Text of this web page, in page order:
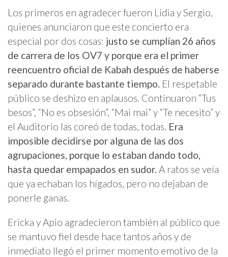
Los primeros en agradecer fueron Lidia y Sergio,
quienes anunciaron que este concierto era
especial por dos cosas: justo se cumplían 26 años
de carrera de los OV7 y porque era el primer
reencuentro oficial de Kabah después de haberse
separado durante bastante tiempo. El respetable
público se deshizo en aplausos. Continuaron “Tus
besos”, “No es obsesión”, “Mai mai” y “Te necesito” y
el Auditorio las coreó de todas, todas. Era
imposible decidirse por alguna de las dos
agrupaciones, porque lo estaban dando todo,
hasta quedar empapados en sudor. A ratos se veía
que ya echaban los hígados, pero no dejaban de
ponerle ganas.
Ericka y Apio agradecieron también al público que
se mantuvo fiel desde hace tantos años y de
inmediato llegó el primer momento emotivo de la